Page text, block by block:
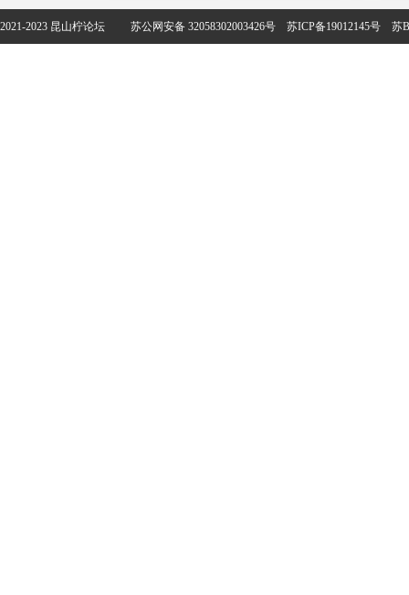
2021-2023 昆山柠论坛 苏公网安备 32058302003426号 苏ICP备19012145号 苏